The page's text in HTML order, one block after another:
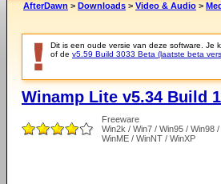
AfterDawn > Downloads > Video & Audio >
Dit is een oude versie van deze software. Je
of de v5.59 Build 3033 Beta (laatste beta
Winamp Lite v5.34 Build
Freeware
Win2k / Win7 / Win95 / Win98 /
WinME / WinNT / WinXP